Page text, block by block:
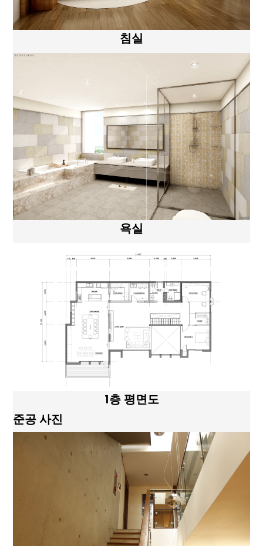
침실
욕실
1층 평면도
준공 사진